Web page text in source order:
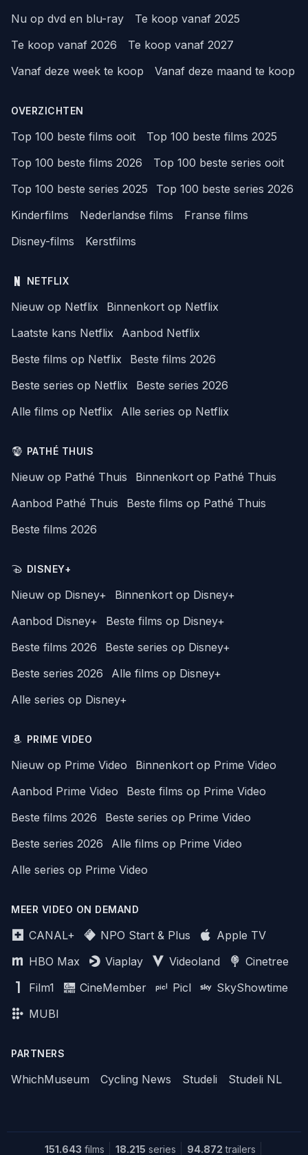
Nu op dvd en blu-ray
Te koop vanaf 2025
Te koop vanaf 2026
Te koop vanaf 2027
Vanaf deze week te koop
Vanaf deze maand te koop
OVERZICHTEN
Top 100 beste films ooit
Top 100 beste films 2025
Top 100 beste films 2026
Top 100 beste series ooit
Top 100 beste series 2025
Top 100 beste series 2026
Kinderfilms
Nederlandse films
Franse films
Disney-films
Kerstfilms
NETFLIX
Nieuw op Netflix
Binnenkort op Netflix
Laatste kans Netflix
Aanbod Netflix
Beste films op Netflix
Beste films 2026
Beste series op Netflix
Beste series 2026
Alle films op Netflix
Alle series op Netflix
PATHÉ THUIS
Nieuw op Pathé Thuis
Binnenkort op Pathé Thuis
Aanbod Pathé Thuis
Beste films op Pathé Thuis
Beste films 2026
DISNEY+
Nieuw op Disney+
Binnenkort op Disney+
Aanbod Disney+
Beste films op Disney+
Beste films 2026
Beste series op Disney+
Beste series 2026
Alle films op Disney+
Alle series op Disney+
PRIME VIDEO
Nieuw op Prime Video
Binnenkort op Prime Video
Aanbod Prime Video
Beste films op Prime Video
Beste films 2026
Beste series op Prime Video
Beste series 2026
Alle films op Prime Video
Alle series op Prime Video
MEER VIDEO ON DEMAND
CANAL+ NPO Start & Plus
Apple TV
HBO Max
Viaplay Videoland
Cinetree
Film1
CineMember Picl
SkyShowtime
MUBI
PARTNERS
WhichMuseum Cycling News Studeli Studeli NL
151.643 films 18.215 series 94.872 trailers